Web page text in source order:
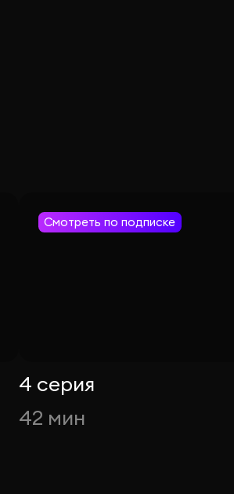
Смотреть по подписке
4 серия
42 мин